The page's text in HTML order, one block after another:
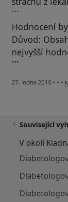
```
Hodnocení
Důvod:
nejvyšší
```
27. ledna 2010 • • •
Související
V okolí